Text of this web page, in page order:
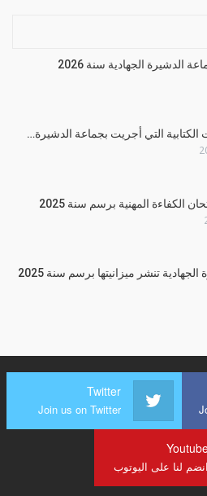
الدشيرة الجهادية سنة 2026
الكتابية التي أجريت بجماعة الدشيرة…
الكفاءة المهنية برسم سنة 2025
تنشر ميزانيتها برسم سنة 2025
Twitter
Join us on Twitter
انضم لنا على اليوتوب